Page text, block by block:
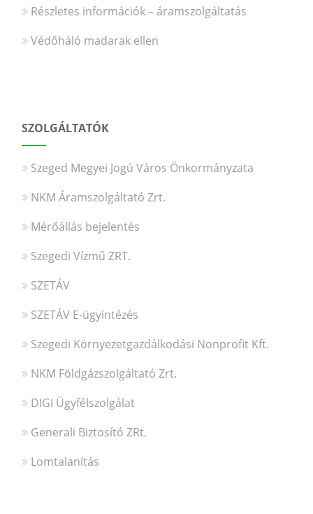
Részletes információk – áramszolgáltatás
Védőháló madarak ellen
SZOLGÁLTATÓK
Szeged Megyei Jogú Város Önkormányzata
NKM Áramszolgáltató Zrt.
Mérőállás bejelentés
Szegedi Vízmű ZRT.
SZETÁV
SZETÁV E-ügyintézés
Szegedi Környezetgazdálkodási Nonprofit Kft.
NKM Földgázszolgáltató Zrt.
DIGI Ügyfélszolgálat
Generali Biztosító ZRt.
Lomtalanítás